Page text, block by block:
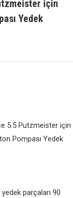
için
Yedek
5.5 Putzmeister için
Pompası Yedek
parçaları 90